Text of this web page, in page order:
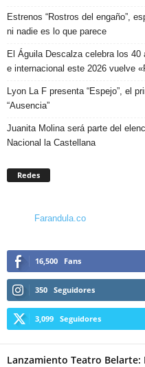
Estrenos “Rostros del engaño”,
ni nadie es lo que parece
El Águila Descalza celebra los 40
e internacional este 2026 vuelve
Lyon La F presenta “Espejo”, el
“Ausencia”
Juanita Molina será parte del
Nacional la Castellana
Redes
Farandula.co
16,500 Fans
350 Seguidores
3,099 Seguidores
Lanzamiento Teatro Belarte: